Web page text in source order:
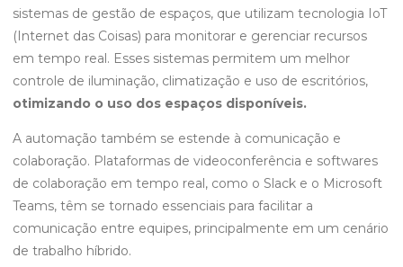
sistemas de gestão de espaços, que utilizam tecnologia IoT
(Internet das Coisas) para monitorar e gerenciar recursos
em tempo real. Esses sistemas permitem um melhor
controle de iluminação, climatização e uso de escritórios,
otimizando o uso dos espaços disponíveis.
A automação também se estende à comunicação e
colaboração. Plataformas de videoconferência e softwares
de colaboração em tempo real, como o Slack e o Microsoft
Teams, têm se tornado essenciais para facilitar a
comunicação entre equipes, principalmente em um cenário
de trabalho híbrido.